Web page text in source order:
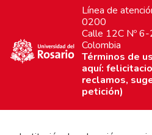
Línea de
0200
Calle 12C Nº
Colombia
Términos de
aquí:
reclamos,
petición)